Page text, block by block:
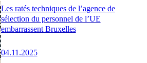
Les ratés techniques de l’agence de
sélection du personnel de l’UE
embarrassent Bruxelles
04.11.2025